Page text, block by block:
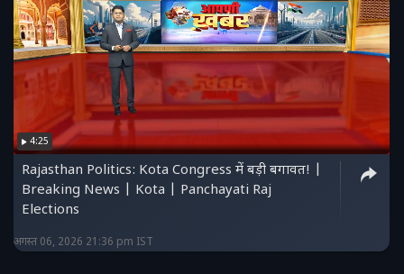
4:25
Rajasthan Politics: Kota Congress में बड़ी बगावत! |
Breaking News | Kota | Panchayati Raj
Elections
अगस्त 06, 2026 21:36 pm IST